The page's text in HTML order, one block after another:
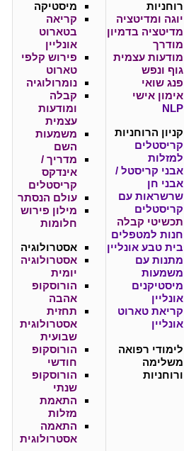
רוחניות
יוגה ומדיטציה
מדיטציה בדמיון
מודרך
מודעות עצמית
גוף ונפש
פנג שואי
אימון אישי
NLP
קניון הרוחניות
קריסטלים
למזלות
אבני קריסטל /
אבני חן
שרשראות עם
קריסטלים
תכשיטי קבלה
חנות למטפלים
בית טבע אונליין
מתנות עם
משמעות
מיסטיקנים
אונליין
קריאת טארוט
אונליין
לימודי רפואה
משלימה
ורוחניות
מיסטיקה
קריאה
בטארוט
אונליין
פירוש קלפי
טארוט
נומרולוגיה
קבלה
ומודעות
עצמית
משמעות
השם
מדריך /
אינדקס
קריסטלים
עולם הנסתר
מילון פירוש
חלומות
אסטרולוגיה
אסטרולוגיה
יומית
הורוסקופ
אהבה
תחזית
אסטרולוגית
שבועית
הורוסקופ
חודשי
הורוסקופ
שנתי
התאמת
מזלות
התאמה
אסטרולוגית